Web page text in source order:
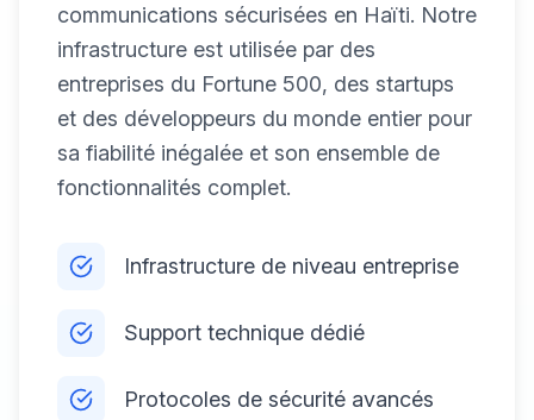
communications sécurisées en Haïti. Notre
infrastructure est utilisée par des
entreprises du Fortune 500, des startups
et des développeurs du monde entier pour
sa fiabilité inégalée et son ensemble de
fonctionnalités complet.
Infrastructure de niveau entreprise
Support technique dédié
Protocoles de sécurité avancés